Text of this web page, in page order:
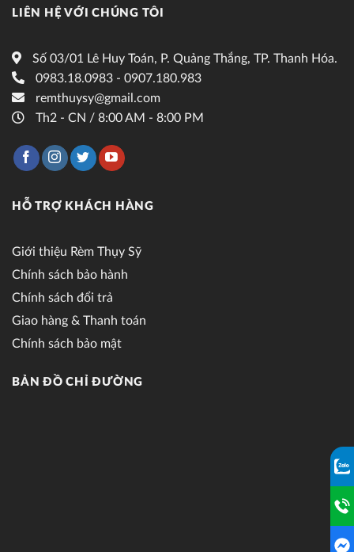
LIÊN HỆ VỚI CHÚNG TÔI
Số 03/01 Lê Huy Toán, P. Quảng Thắng, TP. Thanh Hóa.
0983.18.0983 - 0907.180.983
remthuysy@gmail.com
Th2 - CN / 8:00 AM - 8:00 PM
HỖ TRỢ KHÁCH HÀNG
Giới thiệu Rèm Thụy Sỹ
Chính sách bảo hành
Chính sách đổi trả
Giao hàng & Thanh toán
Chính sách bảo mật
BẢN ĐỒ CHỈ ĐƯỜNG